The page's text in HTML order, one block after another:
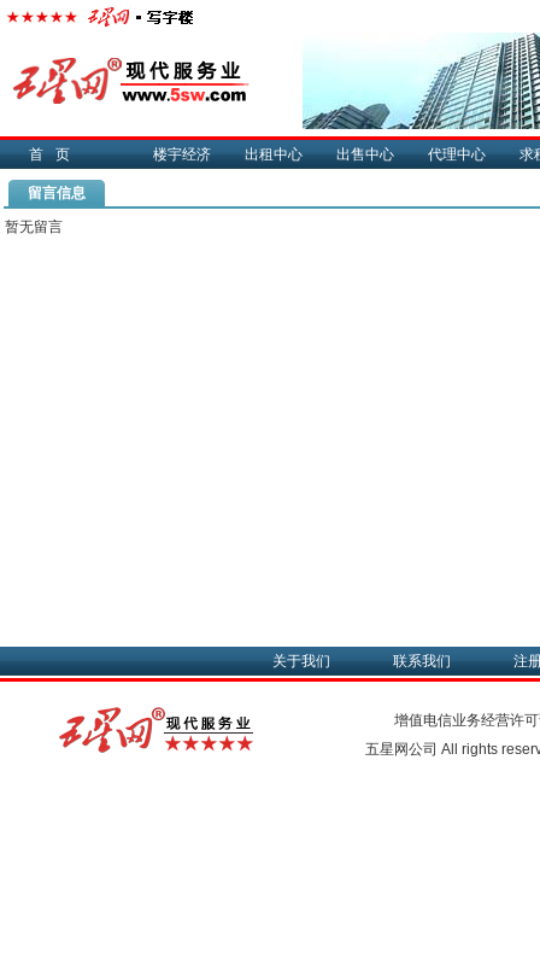
首页 楼宇经济 出租中心 出售中心 代理中心 求
留言信息
暂无留言
关于我们 联系我们 注
增值电信业务经营许
五星网公司 All rights